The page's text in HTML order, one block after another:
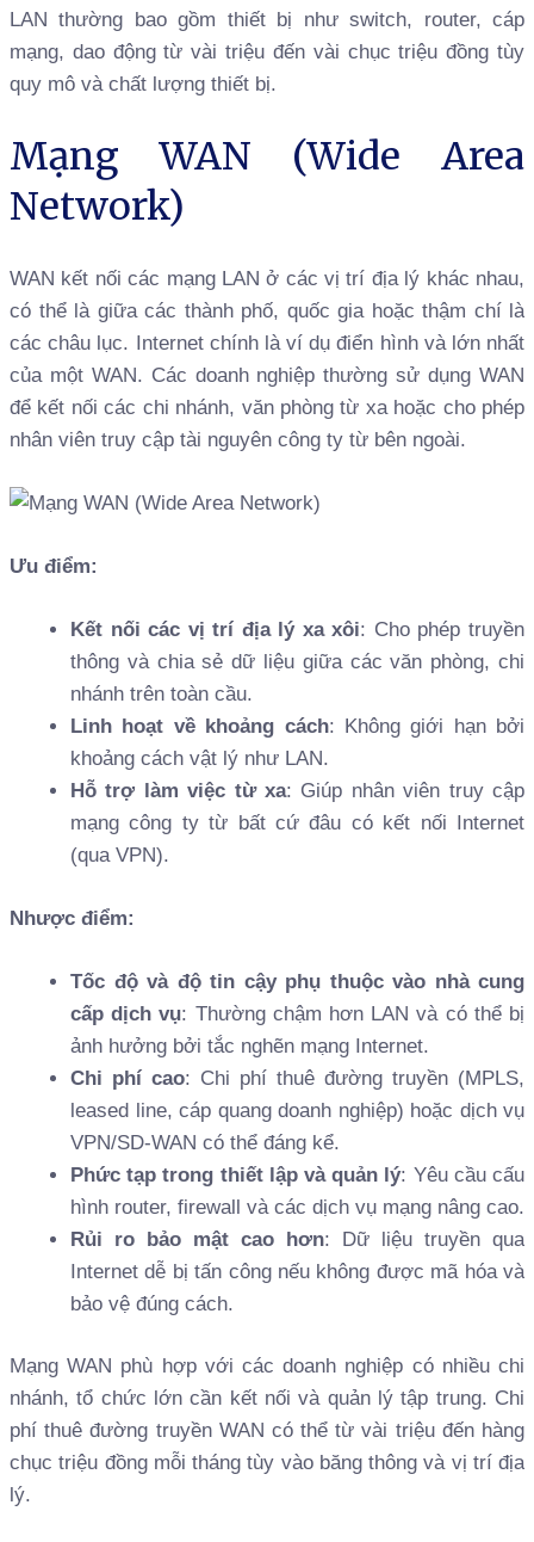
LAN thường bao gồm thiết bị như switch, router, cáp
mạng, dao động từ vài triệu đến vài chục triệu đồng tùy
quy mô và chất lượng thiết bị.
Mạng WAN (Wide Area
Network)
WAN kết nối các mạng LAN ở các vị trí địa lý khác nhau,
có thể là giữa các thành phố, quốc gia hoặc thậm chí là
các châu lục. Internet chính là ví dụ điển hình và lớn nhất
của một WAN. Các doanh nghiệp thường sử dụng WAN
để kết nối các chi nhánh, văn phòng từ xa hoặc cho phép
nhân viên truy cập tài nguyên công ty từ bên ngoài.
Ưu điểm:
Kết nối các vị trí địa lý xa xôi: Cho phép truyền
thông và chia sẻ dữ liệu giữa các văn phòng, chi
nhánh trên toàn cầu.
Linh hoạt về khoảng cách: Không giới hạn bởi
khoảng cách vật lý như LAN.
Hỗ trợ làm việc từ xa: Giúp nhân viên truy cập
mạng công ty từ bất cứ đâu có kết nối Internet
(qua VPN).
Nhược điểm:
Tốc độ và độ tin cậy phụ thuộc vào nhà cung
cấp dịch vụ: Thường chậm hơn LAN và có thể bị
ảnh hưởng bởi tắc nghẽn mạng Internet.
Chi phí cao: Chi phí thuê đường truyền (MPLS,
leased line, cáp quang doanh nghiệp) hoặc dịch vụ
VPN/SD-WAN có thể đáng kể.
Phức tạp trong thiết lập và quản lý: Yêu cầu cấu
hình router, firewall và các dịch vụ mạng nâng cao.
Rủi ro bảo mật cao hơn: Dữ liệu truyền qua
Internet dễ bị tấn công nếu không được mã hóa và
bảo vệ đúng cách.
Mạng WAN phù hợp với các doanh nghiệp có nhiều chi
nhánh, tổ chức lớn cần kết nối và quản lý tập trung. Chi
phí thuê đường truyền WAN có thể từ vài triệu đến hàng
chục triệu đồng mỗi tháng tùy vào băng thông và vị trí địa
lý.